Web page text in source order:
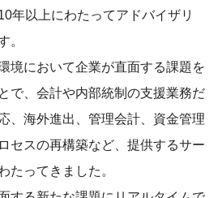
年以上にわたってアドバイザリ
。
境において企業が直面する課題を
で、会計や内部統制の支援業務だ
、海外進出、管理会計、資金管理
セスの再構築など、提供するサー
たってきました。